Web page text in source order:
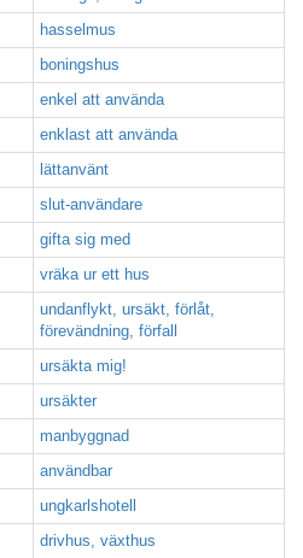
hasselmus
boningshus
enkel att använda
enklast att använda
lättanvänt
slut-användare
gifta sig med
vräka ur ett hus
undanflykt, ursäkt, förlåt,
förevändning, förfall
ursäkta mig!
ursäkter
manbyggnad
användbar
ungkarlshotell
drivhus, växthus